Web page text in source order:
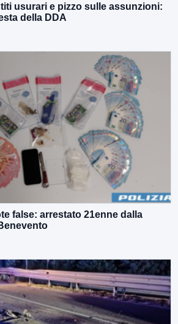
usurari e pizzo sulle assunzioni:
della DDA
false: arrestato 21enne dalla